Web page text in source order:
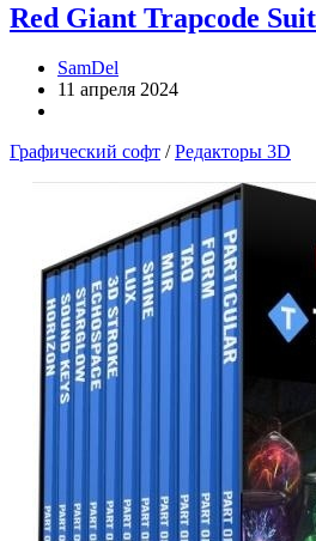
Red Giant Trapcode
SamDel
11 апреля 2024
Графический софт /Редакторы 3D